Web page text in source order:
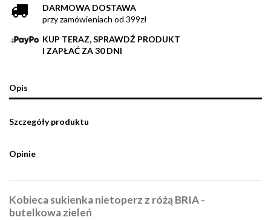
DARMOWA DOSTAWA
przy zamówieniach od 399zł
KUP TERAZ, SPRAWDŹ PRODUKT
I ZAPŁAĆ ZA 30 DNI
Opis
Szczegóły produktu
Opinie
Kobieca sukienka nietoperz z różą BRIA -
butelkowa zieleń